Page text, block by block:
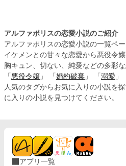
アルファポリスの恋愛小説のご紹介
アルファポリスの恋愛小説の一覧ペー
イケメンとの甘々な恋愛から悪役令
胸キュン、切ない、純愛などの多彩
「 悪役令嬢 」 「 婚約破棄 」 「 溺愛 」
人気のタグからお気に入りの小説を
に入りの小説を見つけてください。
アプリ一覧